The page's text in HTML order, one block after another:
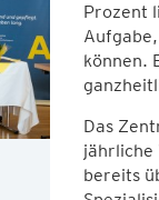
Prozent
können.
Das
jährliche
bereits